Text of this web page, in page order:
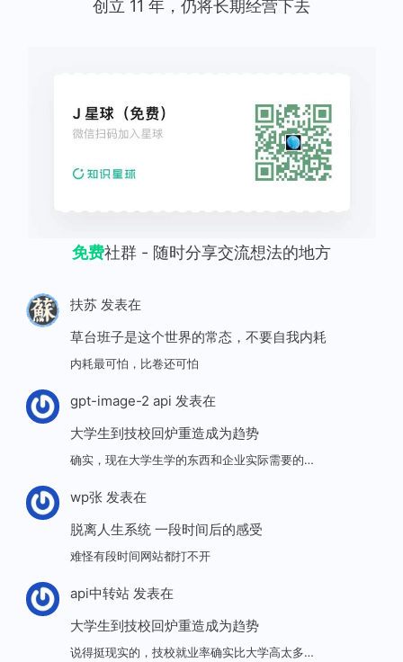
创立 11 年，仍将长期经营下去
免费社群 - 随时分享交流想法的地方
扶苏发表在
草台班子是这个世界的常态，不要自我内耗
内耗最可怕，比卷还可怕
gpt-image-2 api 发表在
大学生到技校回炉重造成为趋势
确实，现在大学生学的东西和企业实际需要的…
wp张发表在
脱离人生系统 一段时间后的感受
难怪有段时间网站都打不开
api中转站发表在
大学生到技校回炉重造成为趋势
说得挺现实的，技校就业率确实比大学高太多…